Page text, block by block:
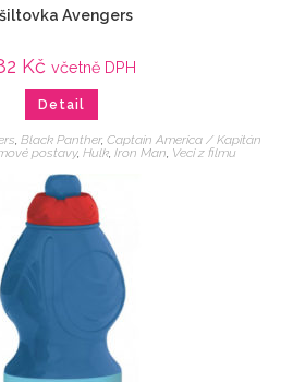
Avengers
Kč včetně DPH
Detail
, Black Panther, Captain America / Kapitán
postavy, Hulk, Iron Man, Veci z filmu